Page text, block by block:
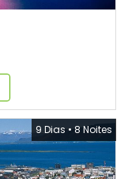
9 Dias • 8 Noites